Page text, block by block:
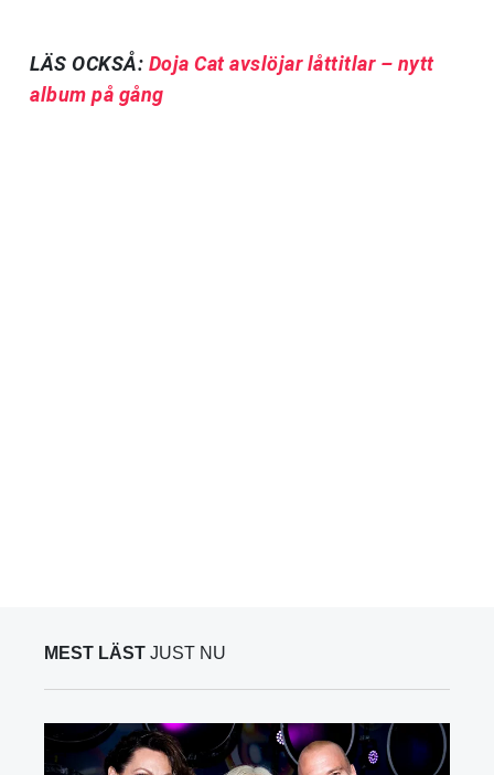
LÄS OCKSÅ: Doja Cat avslöjar låttitlar – nytt
album på gång
MEST LÄST JUST NU